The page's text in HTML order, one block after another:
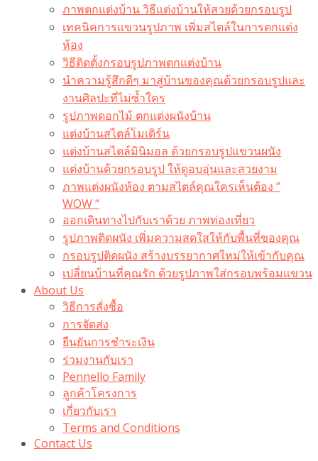
ภาพตกแต่งบ้าน วิธีแต่งบ้านให้สวยด้วยกรอบรูป
เทคนิคการแขวนรูปภาพ เพิ่มสไตล์ในการตกแต่ง
ห้อง
วิธีติดตั้งกรอบรูปภาพตกแต่งบ้าน
นำความรู้สึกดีๆ มาสู่บ้านของคุณด้วยกรอบรูปและ
งานศิลปะที่ไม่ซ้ำใคร
รูปภาพดอกไม้ ตกแต่งผนังบ้าน
แต่งบ้านสไตล์โมเดิร์น
แต่งบ้านสไตล์มินิมอล ด้วยกรอบรูปแขวนผนัง
แต่งบ้านด้วยกรอบรูป ให้ดูอบอุ่นและสวยงาม
ภาพแต่งผนังห้อง ตามสไตล์คุณใครเห็นต้อง ”
WOW “
ออกเดินทางไปกับเราด้วย ภาพท่องเที่ยว
รูปภาพติดผนัง เพิ่มความสดใสให้กับพื้นที่ของคุณ
กรอบรูปติดผนัง สร้างบรรยากาศใหม่ให้เข้ากับคุณ
เปลี่ยนบ้านที่คุณรัก ด้วยรูปภาพใส่กรอบพร้อมแขวน​
About Us
วิธีการสั่งซื้อ
การจัดส่ง
ยืนยันการชำระเงิน
ร่วมงานกับเรา
Pennello Family
ลูกค้าโครงการ
เกี่ยวกับเรา
Terms and Conditions
Contact Us